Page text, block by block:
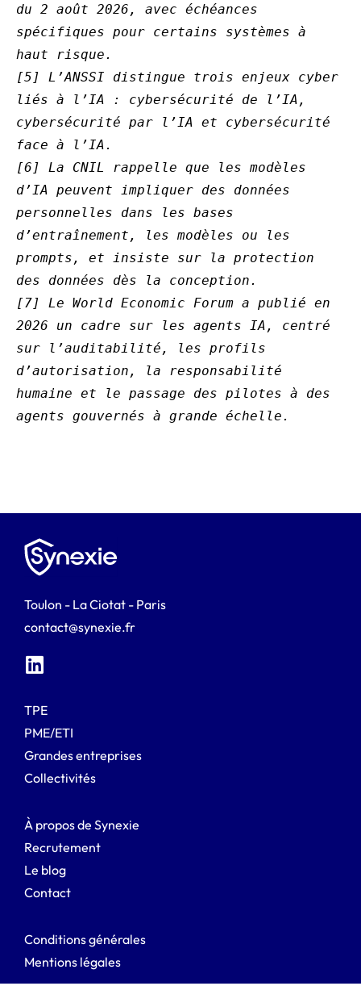
du 2 août 2026, avec échéances
spécifiques pour certains systèmes à
haut risque.
[5] L’ANSSI distingue trois enjeux cyber
liés à l’IA : cybersécurité de l’IA,
cybersécurité par l’IA et cybersécurité
face à l’IA.
[6] La CNIL rappelle que les modèles
d’IA peuvent impliquer des données
personnelles dans les bases
d’entraînement, les modèles ou les
prompts, et insiste sur la protection
des données dès la conception.
[7] Le World Economic Forum a publié en
2026 un cadre sur les agents IA, centré
sur l’auditabilité, les profils
d’autorisation, la responsabilité
humaine et le passage des pilotes à des
agents gouvernés à grande échelle.
Toulon - La Ciotat - Paris
contact@synexie.fr
TPE
PME/ETI
Grandes entreprises
Collectivités
À propos de Synexie
Recrutement
Le blog
Contact
Conditions générales
Mentions légales